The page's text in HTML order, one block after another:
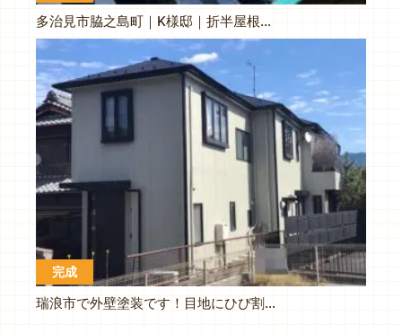
多治見市脇之島町｜K様邸｜折半屋根塗装工事
完成
瑞浪市で外壁塗装です！目地にひび割れが多くみられました。